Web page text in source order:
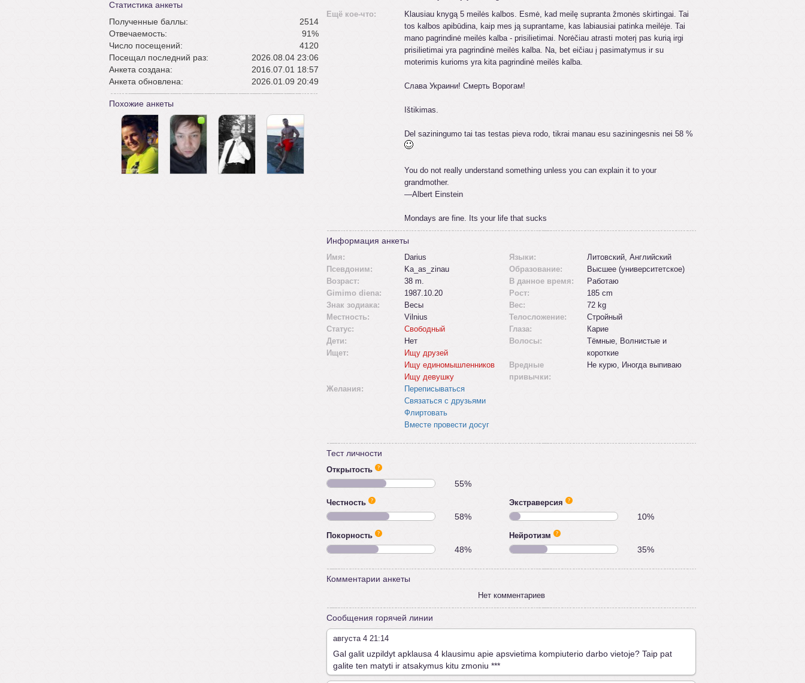
Статистика анкеты
Полученные баллы:
2514
Отвечаемость:
91%
Число посещений:
4120
Посещал последний раз:
2026.08.04 23:06
Анкета создана:
2016.07.01 18:57
Анкета обновлена:
2026.01.09 20:49
Похожие анкеты
Ещё кое-что:
Klausiau knygą 5 meilės kalbos. Esmė, kad meilę supranta žmonės skirtingai. Tai
tos kalbos apibūdina, kaip mes ją suprantame, kas labiausiai patinka meilėje. Tai
mano pagrindinė meilės kalba - prisilietimai. Norėčiau atrasti moterį pas kurią irgi
prisilietimai yra pagrindinė meilės kalba. Na, bet eičiau į pasimatymus ir su
moterimis kurioms yra kita pagrindinė meilės kalba.
Слава Украини! Смерть Ворогам!
Ištikimas.
Del saziningumo tai tas testas pieva rodo, tikrai manau esu saziningesnis nei 58 %
You do not really understand something unless you can explain it to your
grandmother.
—Albert Einstein
Mondays are fine. Its your life that sucks
Информация анкеты
Имя:
Darius
Псевдоним:
Ka_as_zinau
Возраст:
38 m.
Gimimo diena:
1987.10.20
Знак зодиака:
Весы
Местность:
Vilnius
Статус:
Свободный
Дети:
Нет
Ищет:
Ищу друзей
Ищу единомышленников
Ищу девушку
Желания:
Переписываться
Связаться с друзьями
Флиртовать
Вместе провести досуг
Языки:
Литовский, Английский
Образование:
Высшее (университетское)
В данное время:
Работаю
Рост:
185 cm
Вес:
72 kg
Телосложение:
Стройный
Глаза:
Карие
Волосы:
Tёмные, Волнистые и
короткие
Вредные
привычки:
Не курю, Иногда выпиваю
Тест личности
Открытость
55%
Честность
58%
Экстраверсия
10%
Покорность
48%
Нейротизм
35%
Комментарии анкеты
Нет комментариев
Сообщения горячей линии
августа 4 21:14
Gal galit uzpildyt apklausa 4 klausimu apie apsvietima kompiuterio darbo vietoje? Taip pat
galite ten matyti ir atsakymus kitu zmoniu ***